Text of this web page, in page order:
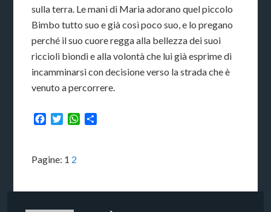
sulla terra. Le mani di Maria adorano quel piccolo
Bimbo tutto suo e già così poco suo, e lo pregano
perché il suo cuore regga alla bellezza dei suoi
riccioli biondi e alla volontà che lui già esprime di
incamminarsi con decisione verso la strada che è
venuto a percorrere.
Facebook
TwitterWhatsApp
Pagine: 1 2